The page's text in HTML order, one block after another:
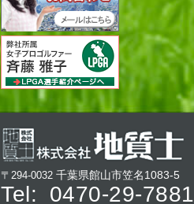
〒294-0032 千葉県館山市笠名1083-5
Tel: 0470-29-7881